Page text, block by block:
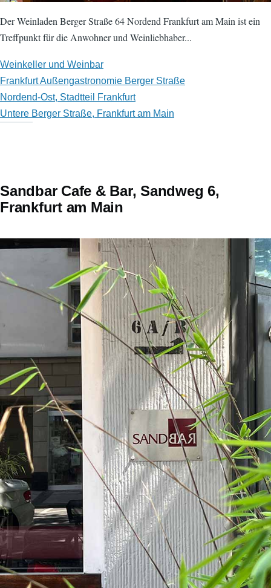
Der Weinladen Berger Straße 64 Nordend Frankfurt am Main ist ein
Treffpunkt für die Anwohner und Weinliebhaber...
Weinkeller und Weinbar
Frankfurt Außengastronomie Berger Straße
Nordend-Ost, Stadtteil Frankfurt
Untere Berger Straße, Frankfurt am Main
Sandbar Cafe & Bar, Sandweg 6,
Frankfurt am Main